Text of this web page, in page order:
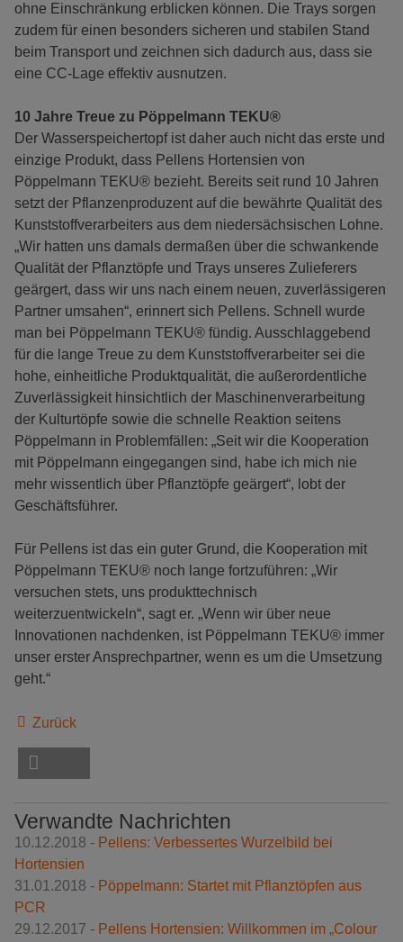
ohne Einschränkung erblicken können. Die Trays sorgen
zudem für einen besonders sicheren und stabilen Stand
beim Transport und zeichnen sich dadurch aus, dass sie
eine CC-Lage effektiv ausnutzen.
10 Jahre Treue zu Pöppelmann TEKU®
Der Wasserspeichertopf ist daher auch nicht das erste und
einzige Produkt, dass Pellens Hortensien von
Pöppelmann TEKU® bezieht. Bereits seit rund 10 Jahren
setzt der Pflanzenproduzent auf die bewährte Qualität des
Kunststoffverarbeiters aus dem niedersächsischen Lohne.
„Wir hatten uns damals dermaßen über die schwankende
Qualität der Pflanztöpfe und Trays unseres Zulieferers
geärgert, dass wir uns nach einem neuen, zuverlässigeren
Partner umsahen“, erinnert sich Pellens. Schnell wurde
man bei Pöppelmann TEKU® fündig. Ausschlaggebend
für die lange Treue zu dem Kunststoffverarbeiter sei die
hohe, einheitliche Produktqualität, die außerordentliche
Zuverlässigkeit hinsichtlich der Maschinenverarbeitung
der Kulturtöpfe sowie die schnelle Reaktion seitens
Pöppelmann in Problemfällen: „Seit wir die Kooperation
mit Pöppelmann eingegangen sind, habe ich mich nie
mehr wissentlich über Pflanztöpfe geärgert“, lobt der
Geschäftsführer.
Für Pellens ist das ein guter Grund, die Kooperation mit
Pöppelmann TEKU® noch lange fortzuführen: „Wir
versuchen stets, uns produkttechnisch
weiterzuentwickeln“, sagt er. „Wenn wir über neue
Innovationen nachdenken, ist Pöppelmann TEKU® immer
unser erster Ansprechpartner, wenn es um die Umsetzung
geht.“
Zurück
Verwandte Nachrichten
10.12.2018 - Pellens: Verbessertes Wurzelbild bei
Hortensien
31.01.2018 - Pöppelmann: Startet mit Pflanztöpfen aus
PCR
29.12.2017 - Pellens Hortensien: Willkommen im „Colour